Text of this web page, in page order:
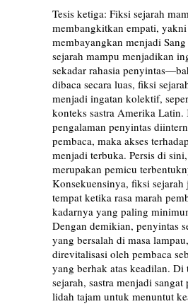
Tesis ketiga: Fiksi sejarah
membangkitkan empati,
membayangkan menjadi
sejarah mampu menjadikan
sekadar rahasia
dibaca secara luas, fiksi
menjadi ingatan kolektif,
konteks sastra Amerika Latin.
pengalaman penyintas
pembaca, maka akses
menjadi terbuka. Persis di
merupakan pemicu
Konsekuensinya, fiksi sejarah
tempat ketika rasa marah
kadarnya yang paling
Dengan demikian, penyintas
yang bersalah di masa
direvitalisasi oleh pembaca
yang berhak atas keadilan. Di
sejarah, sastra menjadi
lidah tajam untuk menuntut